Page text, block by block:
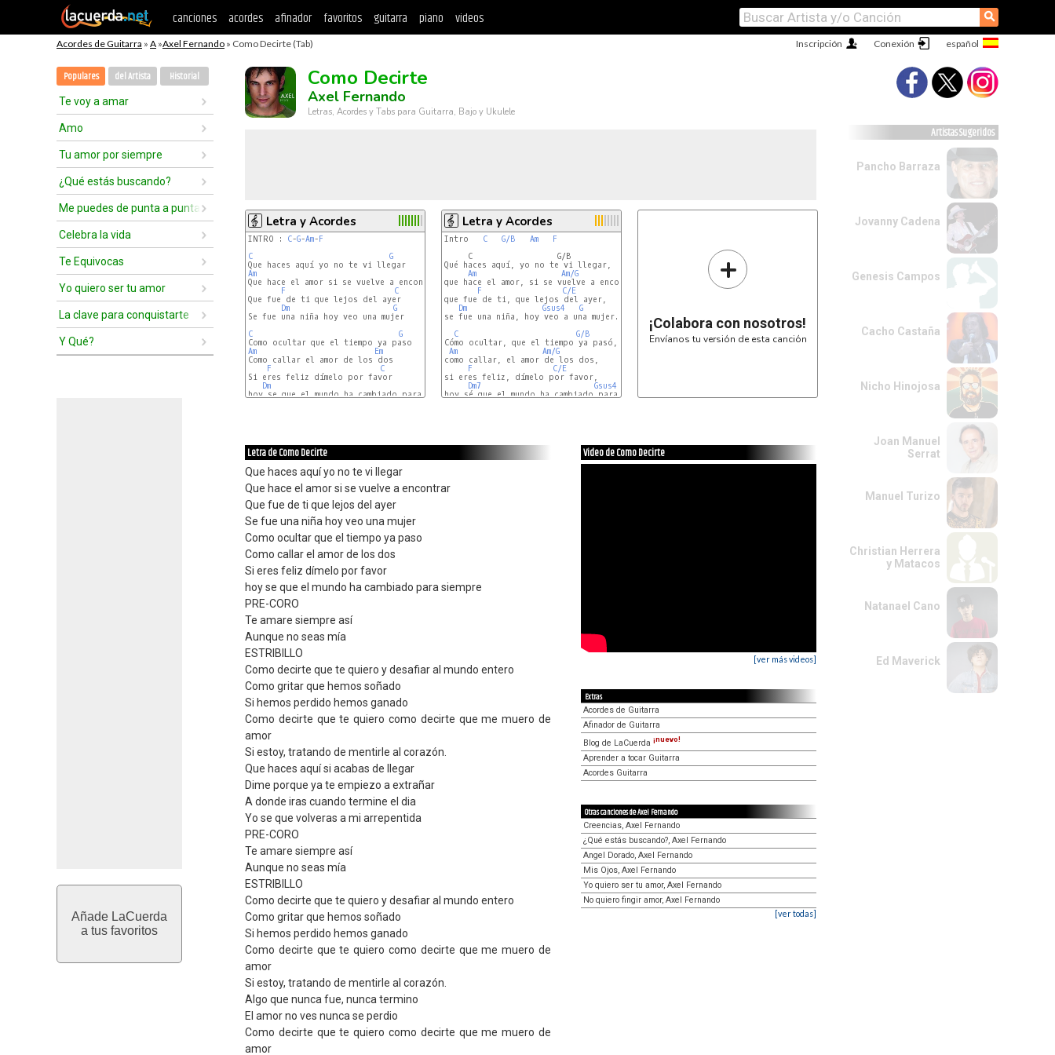
canciones acordes afinador favoritos guitarra piano videos ⚲
Acordes de Guitarra » A »Axel Fernando » Como Decirte (Tab) Conexión
Inscripción
Populares del Artista Historial
Te voy a amar
Amo
Tu amor por siempre
¿Qué estás buscando?
Me puedes de punta a punta
Celebra la vida
Te Equivocas
Yo quiero ser tu amor
La clave para conquistarte
Y Qué?
Añade LaCuerda
a tus favoritos
Como Decirte
Axel Fernando
Letras, Acordes y Tabs para Guitarra, Bajo y Ukulele
Letra y Acordes
INTRO : C-G-Am-F
C
G
Am
Que hace el amor si se vuelve a encontrar
F
C
Que fue de ti que lejos del ayer
Dm
G
Se fue una niña hoy veo una mujer
C
G
Am
Em
Como callar el amor de los dos
F
C
Si eres feliz dímelo por favor
Dm
hoy se que el mundo ha cambiado para siempre
Letra y Acordes
Intro C G/B Am F
                                                  Am/G    302010
     C                  G/B                        C/E    0X2010
Am
Am/G
que hace el amor, si se vuelve a encontrar,
F
C/E
que fue de ti, que lejos del ayer,
Dm
Gsus4
G
se fue una niña, hoy veo a una mujer.
C
G/B
Cómo ocultar, que el tiempo ya pasó,
Am
Am/G
como callar, el amor de los dos,
F
C/E
si eres feliz, dímelo por favor,
Dm7
Gsus4
hoy sé que el mundo ha cambiado para siempre eh!
+
¡Colabora con nosotros!
Envíanos tu versión de esta canción
Letra de Como Decirte
Que haces aquí yo no te vi llegar
Que hace el amor si se vuelve a encontrar
Que fue de ti que lejos del ayer
Se fue una niña hoy veo una mujer
Como ocultar que el tiempo ya paso
Como callar el amor de los dos
Si eres feliz dímelo por favor
hoy se que el mundo ha cambiado para siempre
PRE-CORO
Te amare siempre así
Aunque no seas mía
ESTRIBILLO
Como decirte que te quiero y desafiar al mundo entero
Como gritar que hemos soñado
Si hemos perdido hemos ganado
Como decirte que te quiero como decirte que me muero de
amor
Si estoy, tratando de mentirle al corazón.
Que haces aquí si acabas de llegar
Dime porque ya te empiezo a extrañar
A donde iras cuando termine el dia
Yo se que volveras a mi arrepentida
PRE-CORO
Te amare siempre así
Aunque no seas mía
ESTRIBILLO
Como decirte que te quiero y desafiar al mundo entero
Como gritar que hemos soñado
Si hemos perdido hemos ganado
Como decirte que te quiero como decirte que me muero de
amor
Si estoy, tratando de mentirle al corazón.
Algo que nunca fue, nunca termino
El amor no ves nunca se perdio
Como decirte que te quiero como decirte que me muero de
amor
Video de Como Decirte
[ver más videos]
Extras
Acordes de Guitarra
Afinador de Guitarra
Blog de LaCuerda ¡nuevo!
Aprender a tocar Guitarra
Acordes Guitarra
Otras canciones de Axel Fernando
Creencias, Axel Fernando
¿Qué estás buscando?, Axel Fernando
Angel Dorado, Axel Fernando
Mis Ojos, Axel Fernando
Yo quiero ser tu amor, Axel Fernando
No quiero fingir amor, Axel Fernando
[ver todas]
Artistas Sugeridos
Pancho Barraza
Jovanny Cadena
Genesis Campos
Cacho Castaña
Nicho Hinojosa
Joan Manuel
Serrat
Manuel Turizo
Christian Herrera
y Matacos
Natanael Cano
Ed Maverick